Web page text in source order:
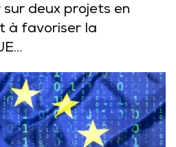
deux projets en
à favoriser la